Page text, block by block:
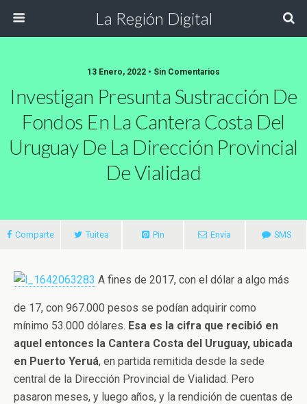
La Región Digital
13 Enero, 2022 • Sin Comentarios
Investigan Presunta Sustracción De
Fondos En La Cantera Costa Del
Uruguay De La Dirección Provincial
De Vialidad
Comparte Tuitea Pin Envía SMS
A fines de 2017, con el dólar a algo más
de 17, con 967.000 pesos se podían adquirir como
mínimo 53.000 dólares. Esa es la cifra que recibió en
aquel entonces la Cantera Costa del Uruguay, ubicada
en Puerto Yeruá, en partida remitida desde la sede
central de la Dirección Provincial de Vialidad. Pero
pasaron meses, y luego años, y la rendición de cuentas de